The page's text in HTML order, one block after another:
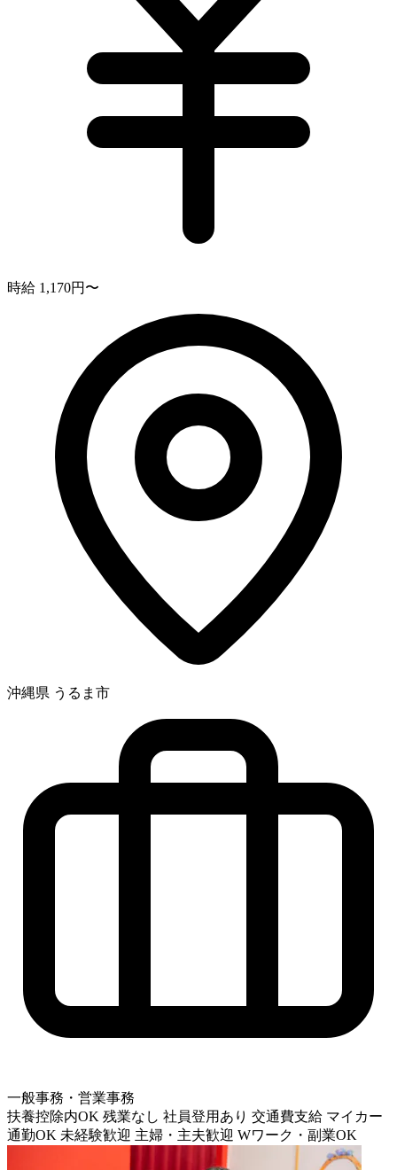
時給 1,170円〜
沖縄県 うるま市
一般事務・営業事務
扶養控除内OK 残業なし 社員登用あり 交通費支給 マイカー
通勤OK 未経験歓迎 主婦・主夫歓迎 Wワーク・副業OK